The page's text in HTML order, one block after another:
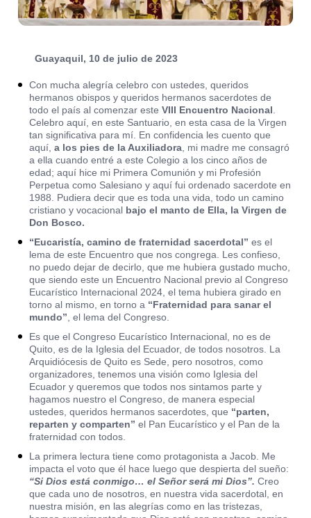
Guayaquil, 10 de julio de 2023
Con mucha alegría celebro con ustedes, queridos
hermanos obispos y queridos hermanos sacerdotes de
todo el país al comenzar esteVIII Encuentro Nacional
Celebro aquí, en este Santuario, en esta casa de la Virgen
tan significativa para mí. En confidencia les cuento que
aquí,a los pies de la Auxiliadora , mi madre me consagró
a ella cuando entré a este Colegio a los cinco años de
edad; aquí hice mi Primera Comunión y mi Profesión
Perpetua como Salesiano y aquí fui ordenado sacerdote en
1988. Pudiera decir que es toda una vida, todo un camino
cristiano y vocacional bajo el manto de Ella, la Virgen de
Don Bosco.
“Eucaristía, camino de fraternidad sacerdotal” es el
lema de este Encuentro que nos congrega. Les confieso,
no puedo dejar de decirlo, que me hubiera gustado mucho,
que siendo este un Encuentro Nacional previo al Congreso
Eucarístico Internacional 2024, el tema hubiera girado en
torno al mismo, en torno a “Fraternidad para sanar el
mundo” , el lema del Congreso.
Es que el Congreso Eucarístico Internacional, no es de
Quito, es de la Iglesia del Ecuador, de todos nosotros. La
Arquidiócesis de Quito es Sede, pero nosotros, como
organizadores, tenemos una visión como Iglesia del
Ecuador y queremos que todos nos sintamos parte y
hagamos nuestro el Congreso, de manera especial
ustedes, queridos hermanos sacerdotes, que “parten,
reparten y comparten”el Pan Eucarístico y el Pan de la
fraternidad con todos.
La primera lectura tiene como protagonista a Jacob. Me
impacta el voto que él hace luego que despierta del sueño:
“Si Dios está conmigo… el Señor será mi Dios”. Creo
que cada uno de nosotros, en nuestra vida sacerdotal, en
nuestra misión, en las alegrías como en las tristezas,